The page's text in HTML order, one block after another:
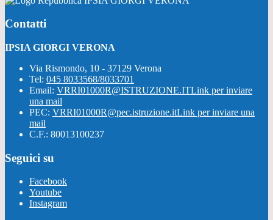
Contatti
IPSIA GIORGI VERONA
Via Rismondo, 10 - 37129 Verona
Tel: 045 8033568/8033701
Email: VRRI01000R@ISTRUZIONE.ITLink per inviare
una mail
PEC: VRRI01000R@pec.istruzione.itLink per inviare una
mail
C.F.: 80013100237
Seguici su
Facebook
Youtube
Instagram